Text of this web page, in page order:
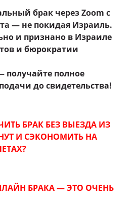
брак через Zoom с
— не покидая Израиль.
и признано в Израиле
и бюрократии
получайте полное
до свидетельства!
БРАК БЕЗ ВЫЕЗДА ИЗ
И СЭКОНОМИТЬ НА
БРАКА — ЭТО ОЧЕНЬ